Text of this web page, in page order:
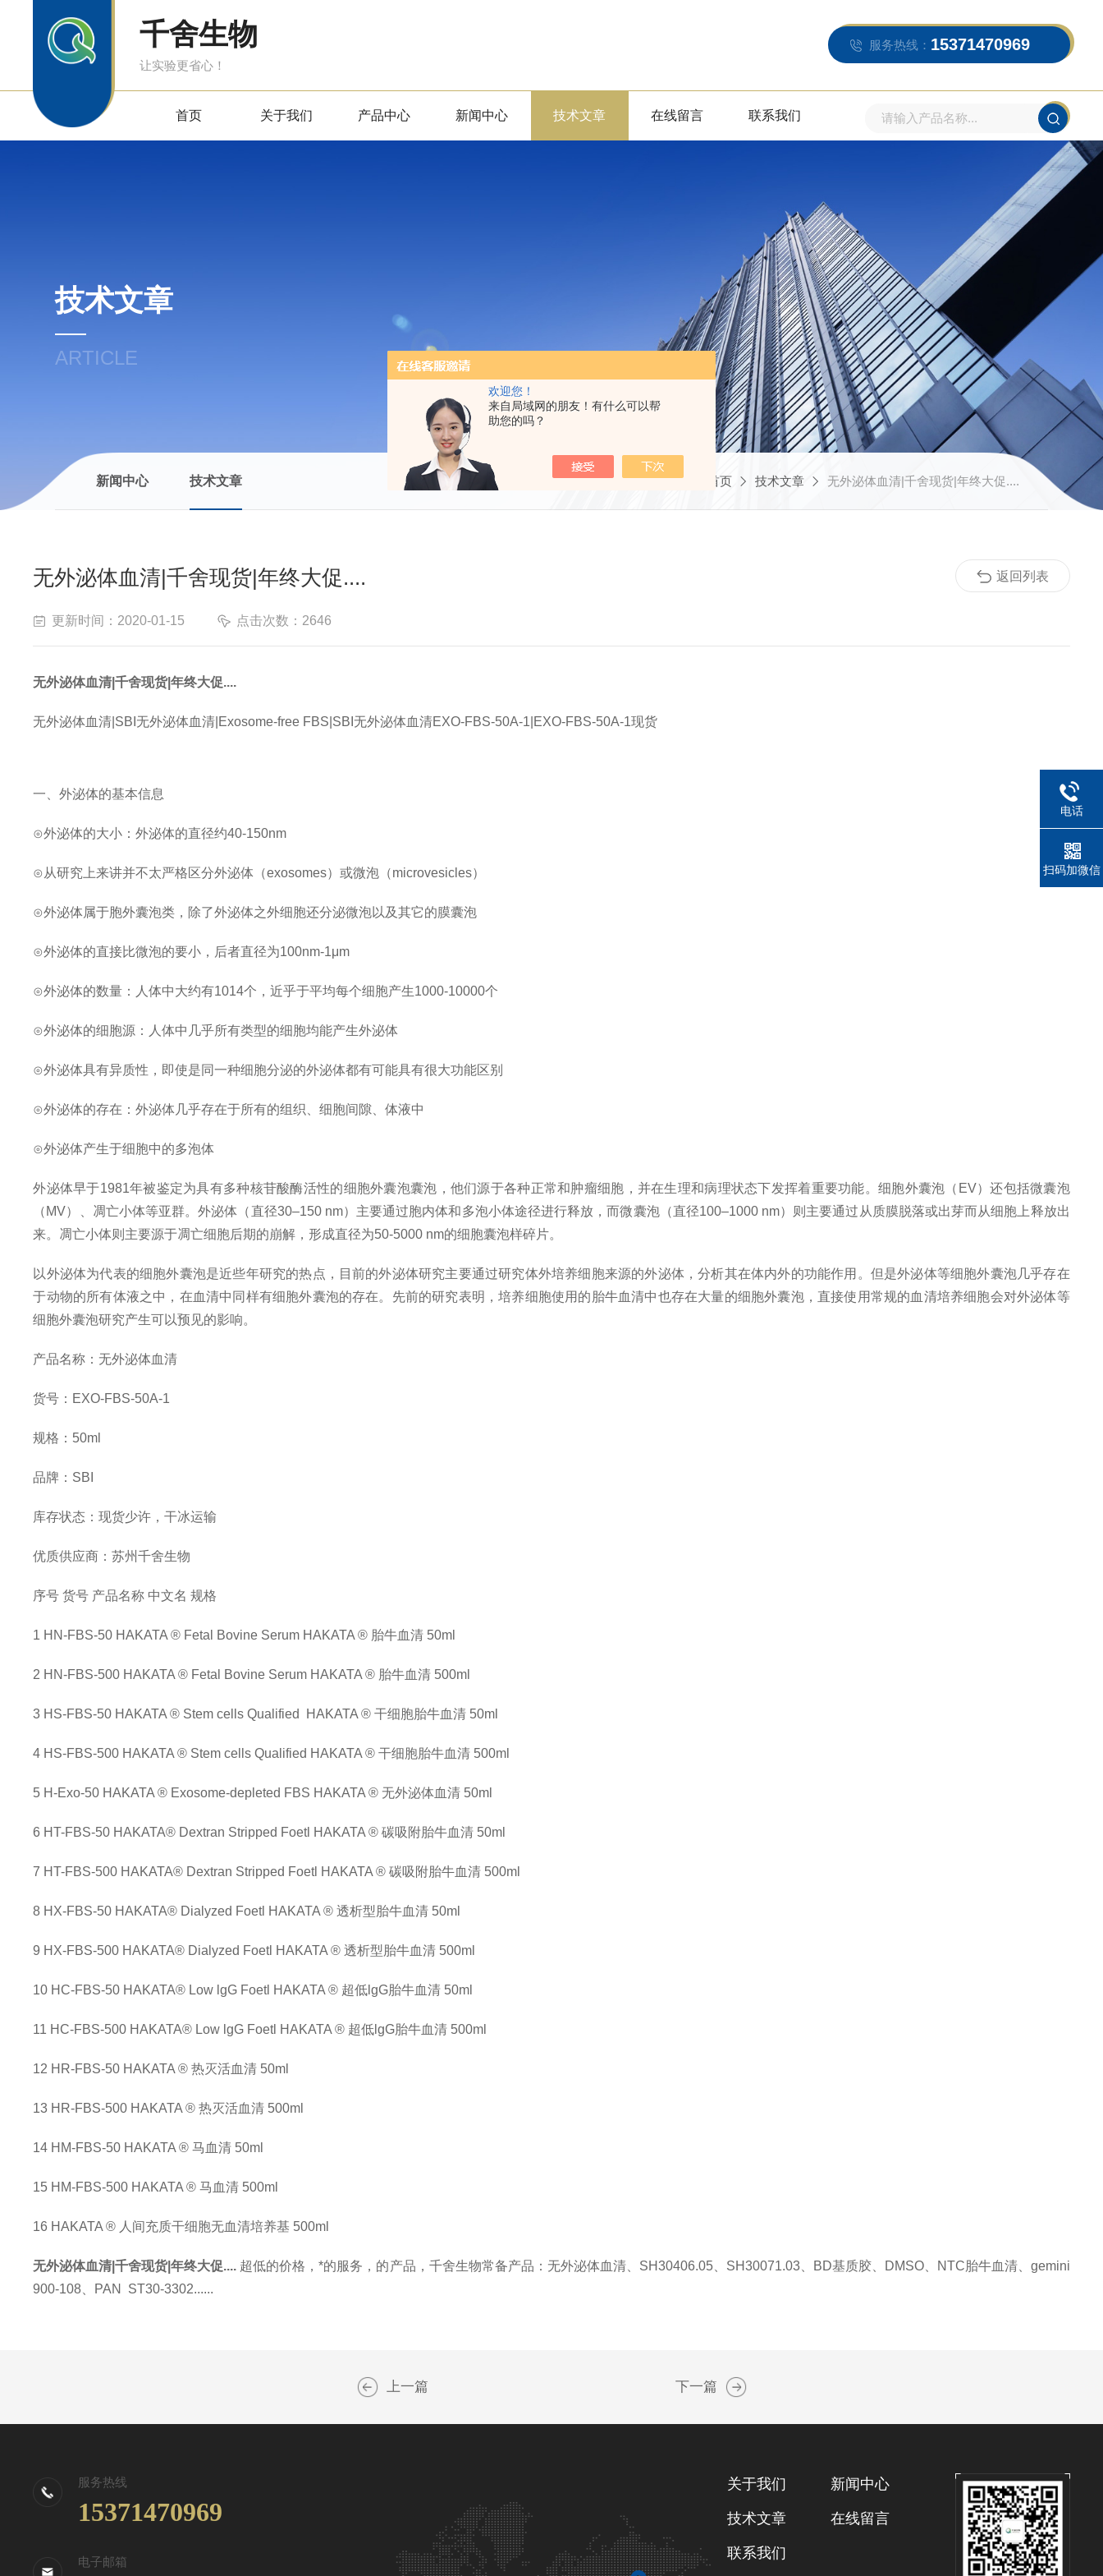
欢迎您！
来自局域网的朋友！有什么可以帮
助您的吗？
千舍生物
让实验更省心！
服务热线： 15371470969
首页 关于我们 产品中心 新闻中心 技术文章 在线留言 联系我们
技术文章
ARTICLE
新闻中心 技术文章 当前位置： 首页 技术文章 无外泌体血清|千舍现货|年终大促....
无外泌体血清|千舍现货|年终大促....
更新时间：2020-01-15 点击次数：2646
无外泌体血清 |千舍现货|年终大促....
无外泌体血清|SBI无外泌体血清|Exosome-free FBS|SBI无外泌体血清EXO-FBS-50A-1|EXO-FBS-50A-1现货
一、外泌体的基本信息
⊙外泌体的大小：外泌体的直径约40-150nm
⊙从研究上来讲并不太严格区分外泌体（exosomes）或微泡（microvesicles）
⊙外泌体属于胞外囊泡类，除了外泌体之外细胞还分泌微泡以及其它的膜囊泡
⊙外泌体的直接比微泡的要小，后者直径为100nm-1μm
⊙外泌体的数量：人体中大约有1014个，近乎于平均每个细胞产生1000-10000个
⊙外泌体的细胞源：人体中几乎所有类型的细胞均能产生外泌体
⊙外泌体具有异质性，即使是同一种细胞分泌的外泌体都有可能具有很大功能区别
⊙外泌体的存在：外泌体几乎存在于所有的组织、细胞间隙、体液中
⊙外泌体产生于细胞中的多泡体
外泌体早于1981年被鉴定为具有多种核苷酸酶活性的细胞外囊泡囊泡，他们源于各种正常和肿瘤细胞，并在生理和病理状态下发挥着重要功能。细胞外囊泡（EV）还包括微囊泡
（MV）、凋亡小体等亚群。外泌体（直径30–150 nm）主要通过胞内体和多泡小体途径进行释放，而微囊泡（直径100–1000 nm）则主要通过从质膜脱落或出芽而从细胞上释放出
来。凋亡小体则主要源于凋亡细胞后期的崩解，形成直径为50-5000 nm的细胞囊泡样碎片。
以外泌体为代表的细胞外囊泡是近些年研究的热点，目前的外泌体研究主要通过研究体外培养细胞来源的外泌体，分析其在体内外的功能作用。但是外泌体等细胞外囊泡几乎存在
于动物的所有体液之中，在血清中同样有细胞外囊泡的存在。先前的研究表明，培养细胞使用的胎牛血清中也存在大量的细胞外囊泡，直接使用常规的血清培养细胞会对外泌体等
细胞外囊泡研究产生可以预见的影响。
产品名称：无外泌体血清
货号：EXO-FBS-50A-1
规格：50ml
品牌：SBI
库存状态：现货少许，干冰运输
优质供应商：苏州千舍生物
序号 货号 产品名称 中文名 规格
1 HN-FBS-50 HAKATA ® Fetal Bovine Serum HAKATA ® 胎牛血清 50ml
2 HN-FBS-500 HAKATA ® Fetal Bovine Serum HAKATA ® 胎牛血清 500ml
3 HS-FBS-50 HAKATA ® Stem cells Qualified HAKATA ® 干细胞胎牛血清 50ml
4 HS-FBS-500 HAKATA ® Stem cells Qualified HAKATA ® 干细胞胎牛血清 500ml
5 H-Exo-50 HAKATA ® Exosome-depleted FBS HAKATA ® 无外泌体血清 50ml
6 HT-FBS-50 HAKATA® Dextran Stripped Foetl HAKATA ® 碳吸附胎牛血清 50ml
7 HT-FBS-500 HAKATA® Dextran Stripped Foetl HAKATA ® 碳吸附胎牛血清 500ml
8 HX-FBS-50 HAKATA® Dialyzed Foetl HAKATA ® 透析型胎牛血清 50ml
9 HX-FBS-500 HAKATA® Dialyzed Foetl HAKATA ® 透析型胎牛血清 500ml
10 HC-FBS-50 HAKATA® Low lgG Foetl HAKATA ® 超低lgG胎牛血清 50ml
11 HC-FBS-500 HAKATA® Low lgG Foetl HAKATA ® 超低lgG胎牛血清 500ml
12 HR-FBS-50 HAKATA ® 热灭活血清 50ml
13 HR-FBS-500 HAKATA ® 热灭活血清 500ml
14 HM-FBS-50 HAKATA ® 马血清 50ml
15 HM-FBS-500 HAKATA ® 马血清 500ml
16 HAKATA ® 人间充质干细胞无血清培养基 500ml
无外泌体血清 |千舍现货|年终大促.... 超低的价格，*的服务，的产品，千舍生物常备产品：无外泌体血清、SH30406.05、SH30071.03、BD基质胶、DMSO、NTC胎牛血清、gemini
900-108、PAN ST30-3302......
返回列表
上一篇 下一篇
服务热线
15371470969
电子邮箱
关于我们 新闻中心
技术文章 在线留言
联系我们
电话
扫码加微信